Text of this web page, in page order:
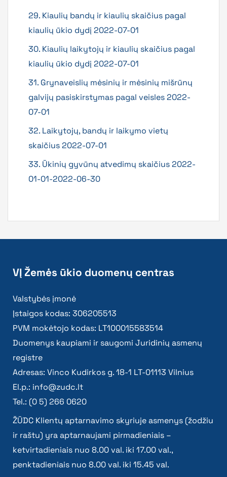
29. Kiaulių bandų ir kiaulių skaičius pagal
kiaulių ūkio dydį 2022-07-01
30. Kiaulių laikytojų ir kiaulių skaičius pagal
kiaulių ūkio dydį 2022-07-01
31. Grynaveislių mėsinių ir mėsinių mišrūnų
galvijų pasiskirstymas pagal veisles 2022-
07-01
32. Laikytojų, bandų ir laikymo vietų
skaičius 2022-07-01
33. Ūkinių gyvūnų atvedimų skaičius 2022-
01-01-2022-06-30
VĮ Žemės ūkio duomenų centras
Valstybės įmonė
Įstaigos kodas: 306205513
PVM mokėtojo kodas: LT100015583514
Duomenys kaupiami ir saugomi Juridinių asmenų
registre
Adresas: Vinco Kudirkos g. 18-1 LT-01113 Vilnius
El.p.: info@zudc.lt
Tel.: (0 5) 266 0620
ŽŪDC Klientų aptarnavimo skyriuje asmenys (žodžiu
ir raštu) yra aptarnaujami pirmadieniais –
ketvirtadieniais nuo 8.00 val. iki 17.00 val.,
penktadieniais nuo 8.00 val. iki 15.45 val.